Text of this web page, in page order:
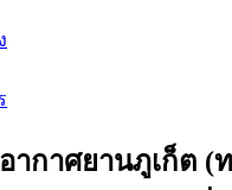
ากาศยานภูเก็ต (